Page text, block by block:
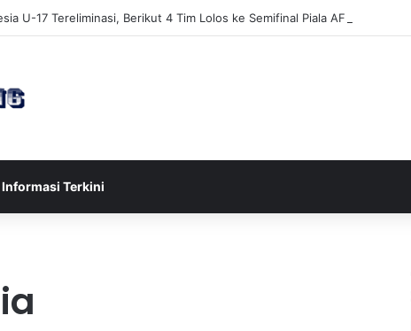
U-17 Tereliminasi, Berikut 4 Tim Lolos ke Semifinal Piala AFF U-17 2026
Informasi Terkini